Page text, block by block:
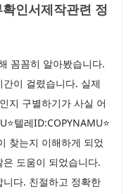
인서제작관련 정
꼼꼼히 알아봤습니다.
이 걸렸습니다. 실제
지 구별하기가 사실 어
텔레ID:COPYNAMU⭐
찾는지 이해하게 되었
도움이 되었습니다.
다. 친절하고 정확한